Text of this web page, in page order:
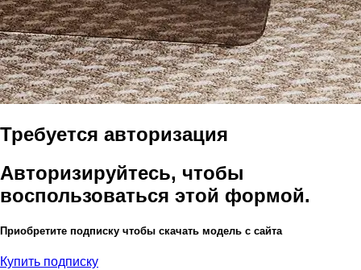
Требуется авторизация
Авторизируйтесь, чтобы
воспользоваться этой формой.
Приобретите подписку чтобы скачать модель с сайта
Купить подписку